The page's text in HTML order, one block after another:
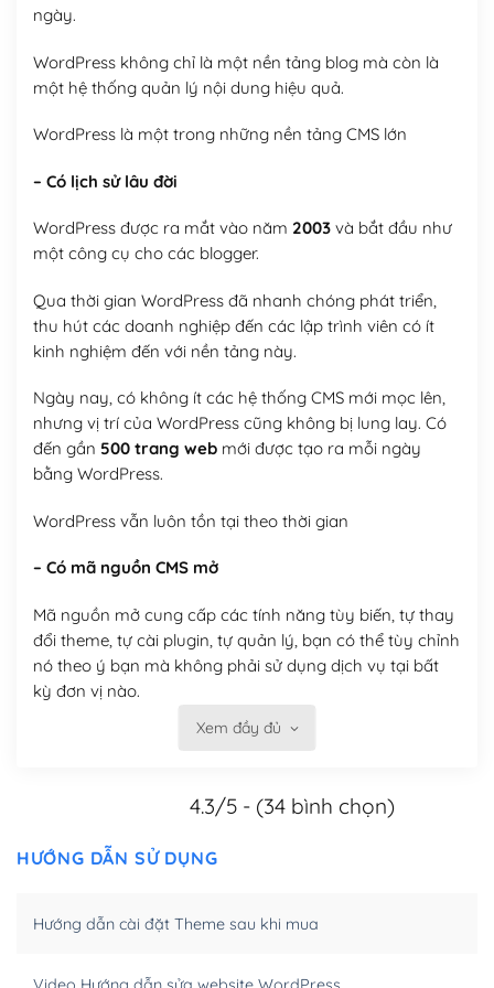
ngày.
WordPress không chỉ là một nền tảng blog mà còn là
một hệ thống quản lý nội dung hiệu quả.
WordPress là một trong những nền tảng CMS lớn
– Có lịch sử lâu đời
WordPress được ra mắt vào năm 2003và bắt đầu như
một công cụ cho các blogger.
Qua thời gian WordPress đã nhanh chóng phát triển,
thu hút các doanh nghiệp đến các lập trình viên có ít
kinh nghiệm đến với nền tảng này.
Ngày nay, có không ít các hệ thống CMS mới mọc lên,
nhưng vị trí của WordPress cũng không bị lung lay. Có
đến gần 500 trang webmới được tạo ra mỗi ngày
bằng WordPress.
WordPress vẫn luôn tồn tại theo thời gian
– Có mã nguồn CMS mở
Mã nguồn mở cung cấp các tính năng tùy biến, tự thay
đổi theme, tự cài plugin, tự quản lý, bạn có thể tùy chỉnh
nó theo ý bạn mà không phải sử dụng dịch vụ tại bất
kỳ đơn vị nào.
Việc của bạn là đăng ký một tên miền và hosting để
Có thể tùy biến trên website WordPress
– Thân thiện với công cụ tìm kiếm
WordPress bao gồm nhiều công cụ và plugin để tối ưu
Xem đầy đủ
4.3/5 - (34 bình chọn)
HƯỚNG DẪN SỬ DỤNG
Hướng dẫn cài đặt Theme sau khi mua